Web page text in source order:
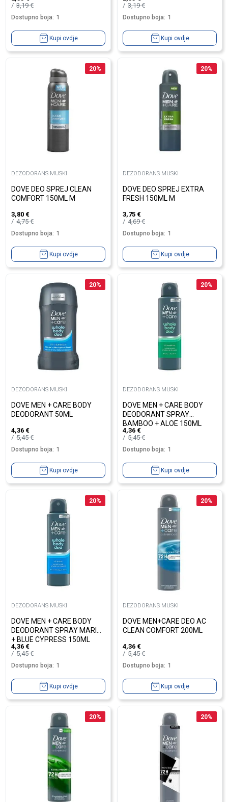
3,19€
Dostupno boja: 1
Kupi ovdje
3,19€
Dostupno boja: 1
Kupi ovdje
20%
DEZODORANS MUSKI
DOVE DEO SPREJ CLEAN
COMFORT 150ML M
3,80 €
4,75€
Dostupno boja: 1
Kupi ovdje
20%
DEZODORANS MUSKI
DOVE DEO SPREJ EXTRA
FRESH 150ML M
3,75 €
4,69€
Dostupno boja: 1
Kupi ovdje
20%
DEZODORANS MUSKI
DOVE MEN + CARE BODY
DEODORANT 50ML
4,36 €
5,45€
Dostupno boja: 1
Kupi ovdje
20%
DEZODORANS MUSKI
DOVE MEN + CARE BODY
DEODORANT SPRAY
BAMBOO + ALOE 150ML
4,36 €
5,45€
Dostupno boja: 1
Kupi ovdje
20%
DEZODORANS MUSKI
DOVE MEN + CARE BODY
DEODORANT SPRAY MARINE
+ BLUE CYPRESS 150ML
4,36 €
5,45€
Dostupno boja: 1
Kupi ovdje
20%
DEZODORANS MUSKI
DOVE MEN+CARE DEO AC
CLEAN COMFORT 200ML
4,36 €
5,45€
Dostupno boja: 1
Kupi ovdje
20% 20%